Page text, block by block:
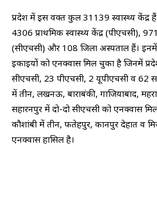
प्रदेश में इस वक्त कुल 31139 स्वास्थ्य केंद्र
4306 प्राथमिक स्वास्थ्य केंद्र (पीएचसी),
(सीएचसी) और 108 जिला अस्पताल हैं।
इकाइयों को एनक्वास मिल चुका है जिनमें
सीएचसी, 23 पीएचसी, 2 यूपीएचसी व 62
में तीन, लखनऊ, बाराबंकी, गाजियाबाद,
सहारनपुर में दो-दो सीएचसी को एनक्वास
कौशांबी में तीन, फतेहपुर, कानपुर देहात व
एनक्वास हासिल है।